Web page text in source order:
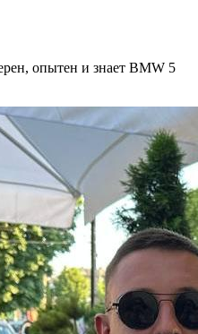
опытен и знает BMW 5